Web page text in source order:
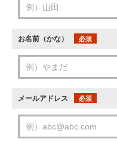
お名前（かな） 必須
メールアドレス 必須